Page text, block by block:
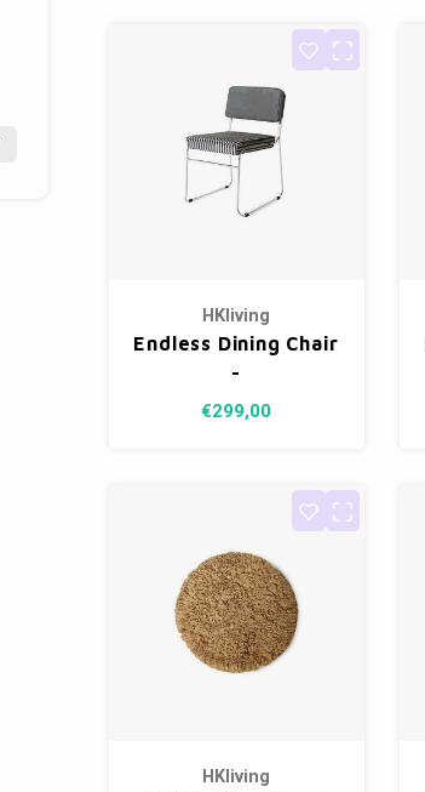
HKliving
Endless Dining Chair
-
Stripe/Monochrome
€299,00
HKliving